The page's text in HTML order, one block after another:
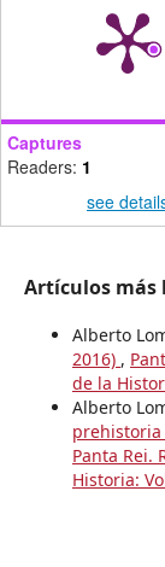
Captures
Readers: 1
see
Artículos más
Alberto
2016) ,
de la
Alberto
prehistoria
Panta Rei.
Historia: